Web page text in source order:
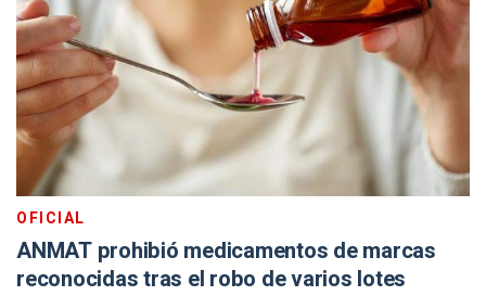
OFICIAL
ANMAT prohibió medicamentos de marcas
reconocidas tras el robo de varios lotes